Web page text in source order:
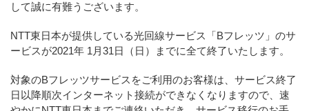
して誠に有難うございます。
NTT東日本が提供している光回線サービス「Bフレッツ」のサ
ービスが2021年 1月31日（日）までに全て終了いたします。
対象のBフレッツサービスをご利用のお客様は、サービス終了
日以降順次インターネット接続ができなくなりますので、速